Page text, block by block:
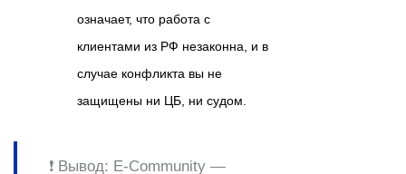
означает, что работа с
клиентами из РФ незаконна, и в
случае конфликта вы не
защищены ни ЦБ, ни судом.
❗️ Вывод: E-Community —